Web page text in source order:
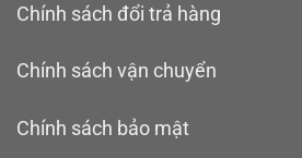
Ngoại hình
Chính sách đổi trả hàng
Chính sách vận chuyển
Chính sách bảo mật